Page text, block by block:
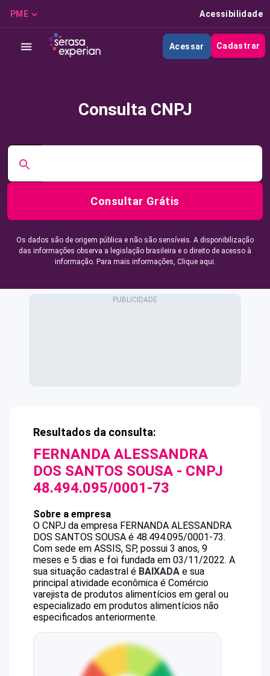
PME Acessibilidade
Acessar Cadastrar
Consulta CNPJ
Consultar Grátis
Os dados são de origem pública e não são sensíveis. A disponibilização
das informações observa a legislação brasileira e o direito de acesso à
informação. Para mais informações, Clique aqui.
Resultados da consulta:
FERNANDA ALESSANDRA
DOS SANTOS SOUSA - CNPJ
48.494.095/0001-73
Sobre a empresa
O CNPJ da empresa FERNANDA ALESSANDRA
DOS SANTOS SOUSA é 48.494.095/0001-73.
Com sede em ASSIS, SP, possui 3 anos, 9
meses e 5 dias e foi fundada em 03/11/2022. A
sua situação cadastral é BAIXADA e sua
principal atividade econômica é Comércio
varejista de produtos alimentícios em geral ou
especializado em produtos alimentícios não
especificados anteriormente.